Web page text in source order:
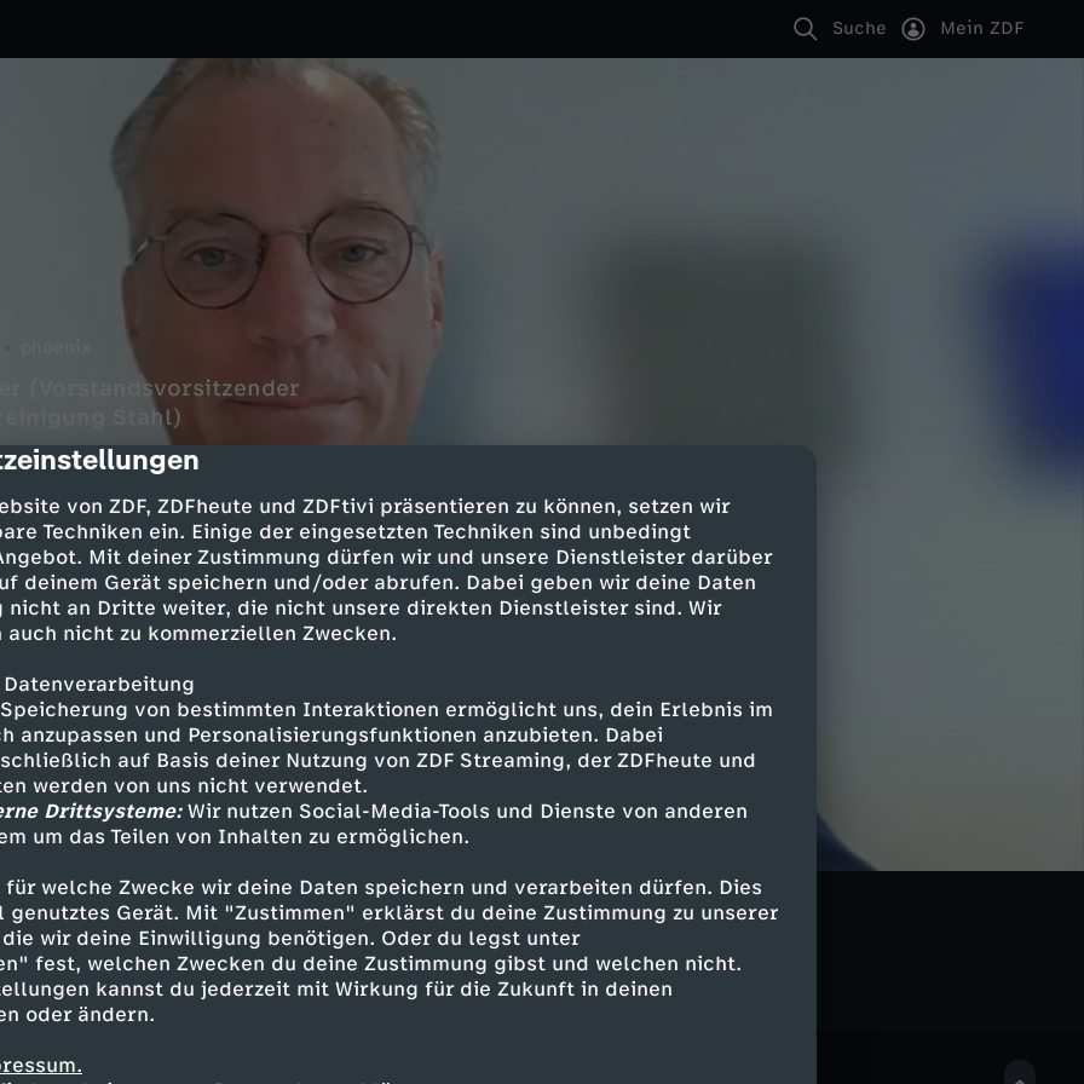
von ZDF, ZDFheute und ZDFtivi präsentieren zu können, setzen wir
Techniken ein. Einige der eingesetzten Techniken sind unbedingt
Mit deiner Zustimmung dürfen wir und unsere Dienstleister darüber
deinem Gerät speichern und/oder abrufen. Dabei geben wir deine Daten
nicht an Dritte weiter, die nicht unsere direkten Dienstleister sind. Wir
nicht zu kommerziellen Zwecken.
von bestimmten Interaktionen ermöglicht uns, dein Erlebnis im
anzupassen und Personalisierungsfunktionen anzubieten. Dabei
auf Basis deiner Nutzung von ZDF Streaming, der ZDFheute und
werden von uns nicht verwendet.
Drittsysteme:Wir nutzen Social-Media-Tools und Dienste von anderen
um das Teilen von Inhalten zu ermöglichen.
für welche Zwecke wir deine Daten speichern und verarbeiten dürfen. Dies
Gerät. Mit "Zustimmen" erklärst du deine Zustimmung zu unserer
wir deine Einwilligung benötigen. Oder du legst unter
fest, welchen Zwecken du deine Zustimmung gibst und welchen nicht.
kannst du jederzeit mit Wirkung für die Zukunft in deinen
oder ändern.
Suche Mein ZDF
(Vorstandsvorsitzender
Stahl)
entdecken
informativ phoenix tagesgespräch